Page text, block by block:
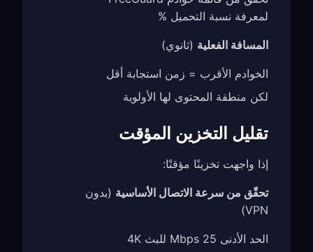
لمعرفة نسبة التحميل %
المسافة الفعلية (ثانوي)
الخوادم الأقرب = زمن استجابة أقل
لكن منطقة المحتوى لها الأولوية
تقليل التخزين المؤقت
إذا واجهت تخزينًا مؤقتًا:
تحقّق من سرعة الاتصال الأساسية (بدون
VPN)
الحد الأدنى 25 Mbps للبث 4K